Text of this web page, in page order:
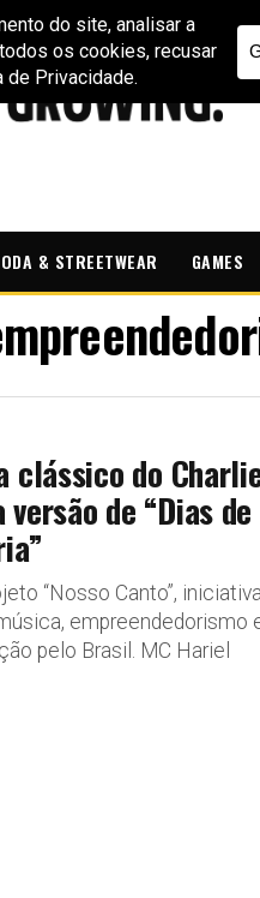
& STREETWEAR GAMES
clássico do
versão de “Dias de
“Nosso Canto”, iniciativa
empreendedorismo
pelo Brasil. MC Hariel